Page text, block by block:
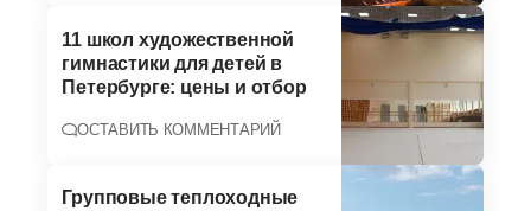
11 школ художественной
гимнастики для детей в
Петербурге: цены и отбор
ОСТАВИТЬ КОММЕНТАРИЙ
Групповые теплоходные